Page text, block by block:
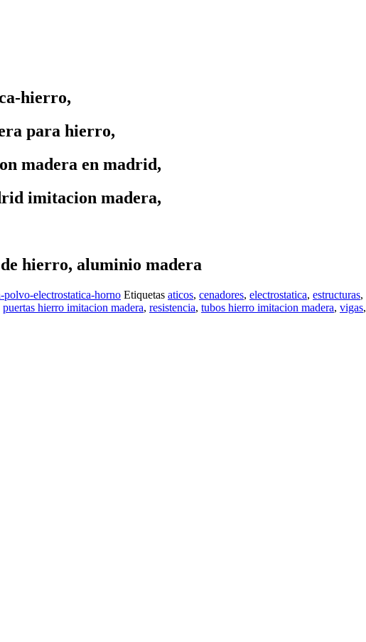
hierro,
para hierro,
madera en madrid,
imitacion madera,
hierro, aluminio madera
polvo-electrostatica-horno Etiquetas aticos, cenadores, electrostatica, estructuras,
puertas hierro imitacion madera, resistencia, tubos hierro imitacion madera, vigas,